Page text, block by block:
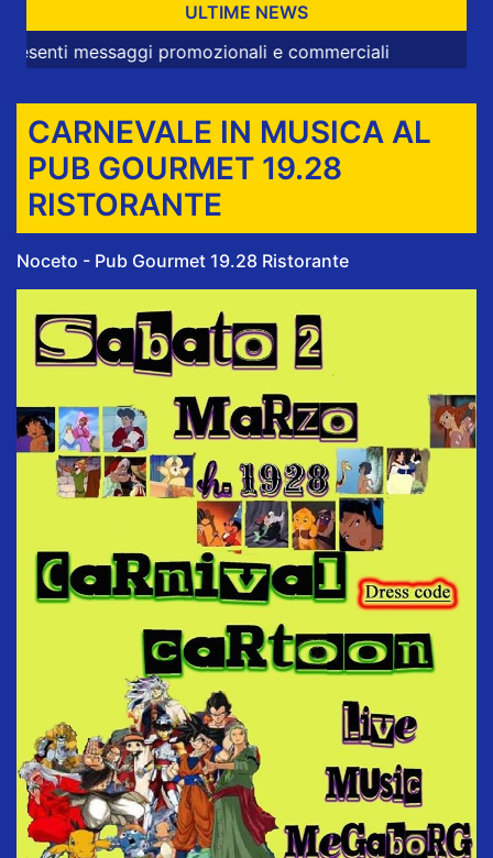
ULTIME NEWS
promozionali e commerciali
CARNEVALE IN MUSICA AL
PUB GOURMET 19.28
RISTORANTE
Noceto - Pub Gourmet 19.28 Ristorante